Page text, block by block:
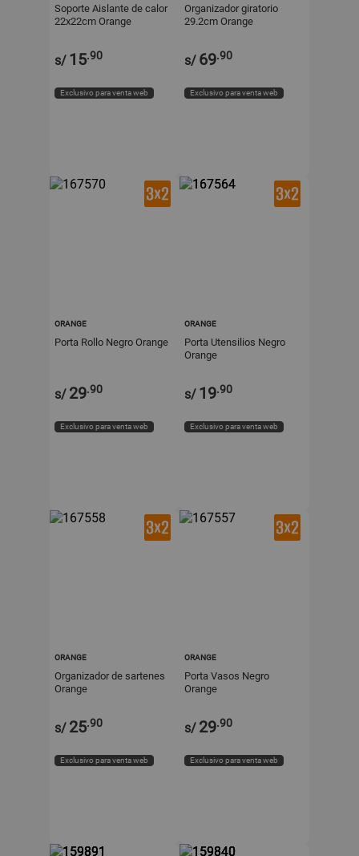
Soporte Aislante de calor
22x22cm Orange
s/ 15.90
Exclusivo para venta web
Organizador giratorio
29.2cm Orange
s/ 69.90
Exclusivo para venta web
ORANGE
Porta Rollo Negro Orange
s/ 29.90
Exclusivo para venta web
ORANGE
Porta Utensilios Negro
Orange
s/ 19.90
Exclusivo para venta web
ORANGE
Organizador de sartenes
Orange
s/ 25.90
Exclusivo para venta web
ORANGE
Porta Vasos Negro
Orange
s/ 29.90
Exclusivo para venta web